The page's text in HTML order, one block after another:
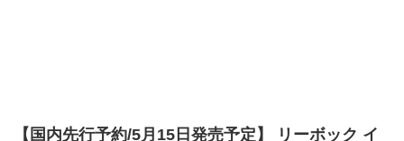
【国内先行予約/5月15日発売予定】 リーボック イ